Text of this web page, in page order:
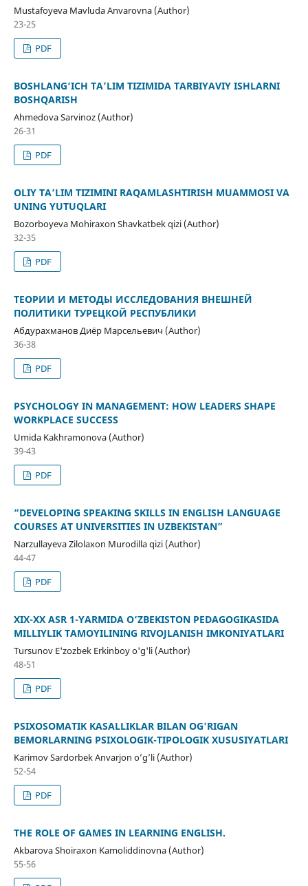
Mustafoyeva Mavluda Anvarovna (Author)
23-25
PDF
BOSHLANG‘ICH TA’LIM TIZIMIDA TARBIYAVIY ISHLARNI
BOSHQARISH
Ahmedova Sarvinoz (Author)
26-31
PDF
OLIY TA’LIM TIZIMINI RAQAMLASHTIRISH MUAMMOSI VA
UNING YUTUQLARI
Bozorboyeva Mohiraxon Shavkatbek qizi (Author)
32-35
PDF
ТЕОРИИ И МЕТОДЫ ИССЛЕДОВАНИЯ ВНЕШНЕЙ
ПОЛИТИКИ ТУРЕЦКОЙ РЕСПУБЛИКИ
Абдурахманов Диёр Марсельевич (Author)
36-38
PDF
PSYCHOLOGY IN MANAGEMENT: HOW LEADERS SHAPE
WORKPLACE SUCCESS
Umida Kakhramonova (Author)
39-43
PDF
“DEVELOPING SPEAKING SKILLS IN ENGLISH LANGUAGE
COURSES AT UNIVERSITIES IN UZBEKISTAN”
Narzullayeva Zilolaxon Murodilla qizi (Author)
44-47
PDF
XIX-XX ASR 1-YARMIDA O‘ZBEKISTON PEDAGOGIKASIDA
MILLIYLIK TAMOYILINING RIVOJLANISH IMKONIYATLARI
Tursunov E'zozbek Erkinboy o'g'li (Author)
48-51
PDF
PSIXOSOMATIK KASALLIKLAR BILAN OG'RIGAN
BEMORLARNING PSIXOLOGIK-TIPOLOGIK XUSUSIYATLARI
Karimov Sardorbek Anvarjon o’g’li (Author)
52-54
PDF
THE ROLE OF GAMES IN LEARNING ENGLISH.
Akbarova Shoiraxon Kamoliddinovna (Author)
55-56